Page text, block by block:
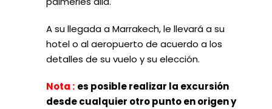
A su llegada a Marrakech, le llevará a su
hotel o al aeropuerto de acuerdo a los
detalles de su vuelo y su elección.
Nota : es posible realizar la excursión
desde cualquier otro punto en origen y